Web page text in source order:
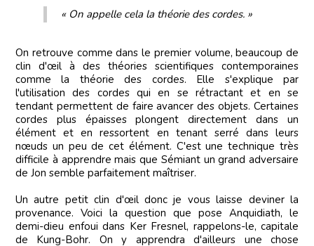
« On appelle cela la théorie des cordes. »
On retrouve comme dans le premier volume, beaucoup de
clin d'œil à des théories scientifiques contemporaines
comme la théorie des cordes. Elle s'explique par
l'utilisation des cordes qui en se rétractant et en se
tendant permettent de faire avancer des objets. Certaines
cordes plus épaisses plongent directement dans un
élément et en ressortent en tenant serré dans leurs
nœuds un peu de cet élément. C'est une technique très
difficile à apprendre mais que Sémiant un grand adversaire
de Jon semble parfaitement maîtriser.
Un autre petit clin d'œil donc je vous laisse deviner la
provenance. Voici la question que pose Anquidiath, le
demi-dieu enfoui dans Ker Fresnel, rappelons-le, capitale
de Kung-Bohr. On y apprendra d'ailleurs une chose